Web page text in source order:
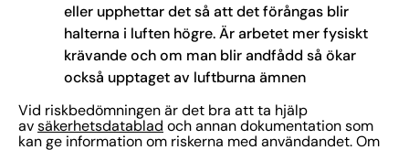
eller upphettar det så att det förångas blir
halterna i luften högre. Är arbetet mer fysiskt
krävande och om man blir andfådd så ökar
också upptaget av luftburna ämnen
Vid riskbedömningen är det bra att ta hjälp
av säkerhetsdatablad och annan dokumentation som
kan ge information om riskerna med användandet. Om